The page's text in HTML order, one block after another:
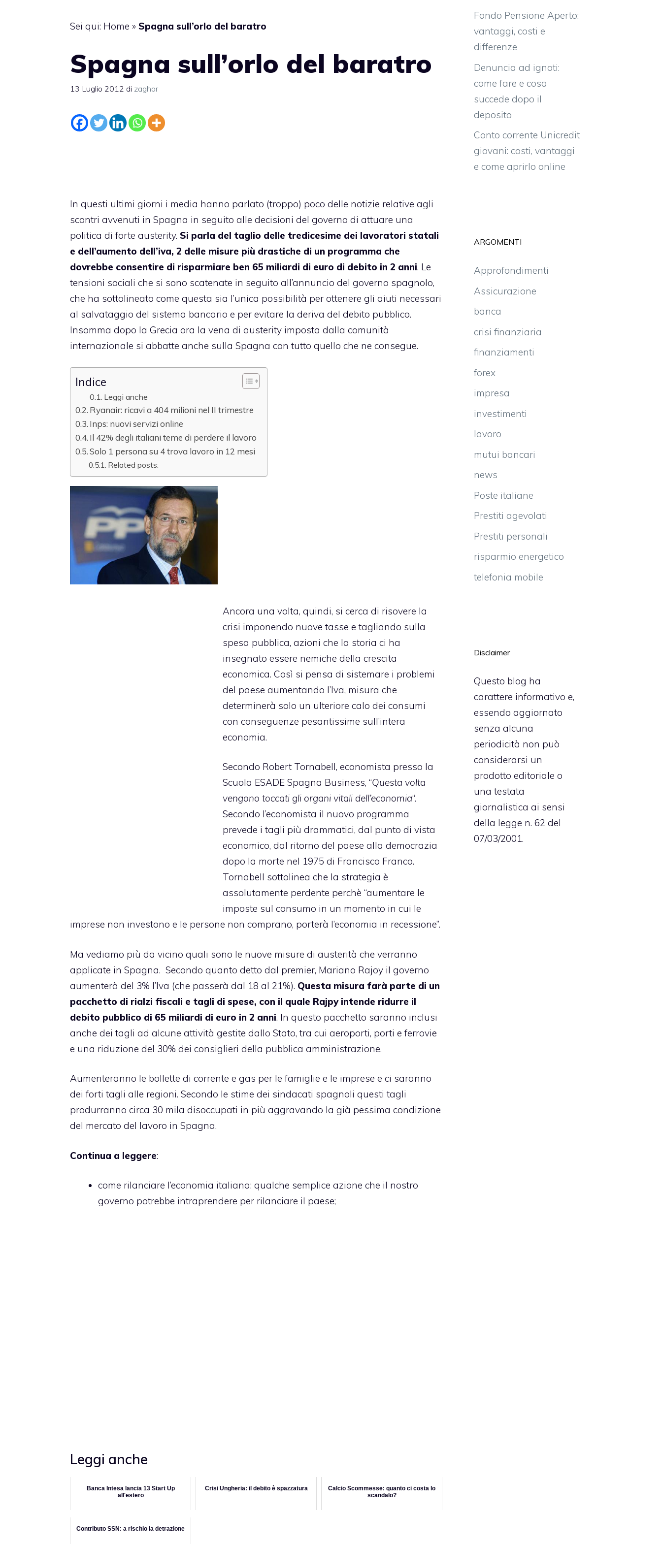
Sei qui: Home » Spagna sull’orlo del baratro
Spagna sull’orlo del baratro
13 Luglio 2012 di zaghor
In questi ultimi giorni i media hanno parlato (troppo) poco delle notizie relative agli
scontri avvenuti in Spagna in seguito alle decisioni del governo di attuare una
politica di forte austerity. Si parla del taglio delle tredicesime dei lavoratori statali
e dell’aumento dell’iva, 2 delle misure più drastiche di un programma che
dovrebbe consentire di risparmiare ben 65 miliardi di euro di debito in 2 anni. Le
tensioni sociali che si sono scatenate in seguito all’annuncio del governo spagnolo,
che ha sottolineato come questa sia l’unica possibilità per ottenere gli aiuti necessari
al salvataggio del sistema bancario e per evitare la deriva del debito pubblico.
Insomma dopo la Grecia ora la vena di austerity imposta dalla comunità
internazionale si abbatte anche sulla Spagna con tutto quello che ne consegue.
Indice
Leggi anche
Ryanair: ricavi a 404 milioni nel II trimestre
Inps: nuovi servizi online
Il 42% degli italiani teme di perdere il lavoro
Solo 1 persona su 4 trova lavoro in 12 mesi
Related posts:
Ancora una volta, quindi, si cerca di risovere la
crisi imponendo nuove tasse e tagliando sulla
spesa pubblica, azioni che la storia ci ha
insegnato essere nemiche della crescita
economica. Così si pensa di sistemare i problemi
del paese aumentando l’Iva, misura che
determinerà solo un ulteriore calo dei consumi
con conseguenze pesantissime sull’intera
economia.
Secondo Robert Tornabell, economista presso la
Scuola ESADE Spagna Business, “Questa volta
vengono toccati gli organi vitali dell’economia“.
Secondo l’economista il nuovo programma
prevede i tagli più drammatici, dal punto di vista
economico, dal ritorno del paese alla democrazia
dopo la morte nel 1975 di Francisco Franco.
Tornabell sottolinea che la strategia è
assolutamente perdente perchè “aumentare le
imposte sul consumo in un momento in cui le
imprese non investono e le persone non comprano, porterà l’economia in recessione”.
Ma vediamo più da vicino quali sono le nuove misure di austerità che verranno
applicate in Spagna. Secondo quanto detto dal premier, Mariano Rajoy il governo
aumenterà del 3% l’Iva (che passerà dal 18 al 21%). Questa misura farà parte di un
pacchetto di rialzi fiscali e tagli di spese, con il quale Rajpy intende ridurre il
debito pubblico di 65 miliardi di euro in 2 anni. In questo pacchetto saranno inclusi
anche dei tagli ad alcune attività gestite dallo Stato, tra cui aeroporti, porti e ferrovie
e una riduzione del 30% dei consiglieri della pubblica amministrazione.
Aumenteranno le bollette di corrente e gas per le famiglie e le imprese e ci saranno
dei forti tagli alle regioni. Secondo le stime dei sindacati spagnoli questi tagli
produrranno circa 30 mila disoccupati in più aggravando la già pessima condizione
del mercato del lavoro in Spagna.
Continua a leggere:
come rilanciare l’economia italiana: qualche semplice azione che il nostro
governo potrebbe intraprendere per rilanciare il paese;
Leggi anche
Banca Intesa lancia 13 Start Up
all'estero
Crisi Ungheria: il debito è spazzatura
Calcio Scommesse: quanto ci costa lo
scandalo?
Contributo SSN: a rischio la detrazione
Fondo Pensione Aperto:
vantaggi, costi e
differenze
Denuncia ad ignoti:
come fare e cosa
succede dopo il
deposito
Conto corrente Unicredit
giovani: costi, vantaggi
e come aprirlo online
ARGOMENTI
Approfondimenti
Assicurazione
banca
crisi finanziaria
finanziamenti
forex
impresa
investimenti
lavoro
mutui bancari
news
Poste italiane
Prestiti agevolati
Prestiti personali
risparmio energetico
telefonia mobile
Disclaimer
Questo blog ha
carattere informativo e,
essendo aggiornato
senza alcuna
periodicità non può
considerarsi un
prodotto editoriale o
una testata
giornalistica ai sensi
della legge n. 62 del
07/03/2001.